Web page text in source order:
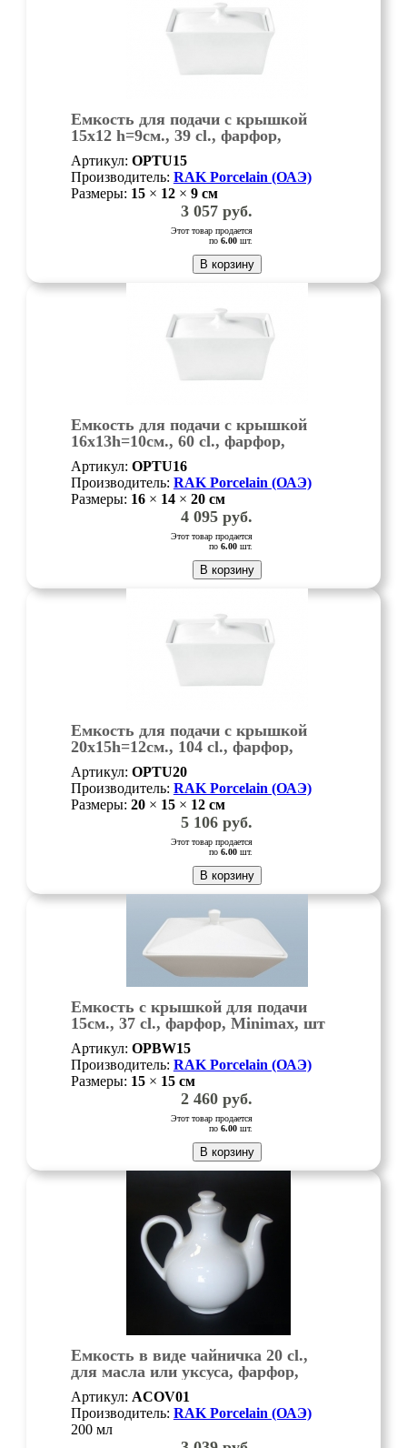
Емкость для подачи с крышкой
15х12 h=9см., 39 cl., фарфор,
Minimax, шт
Артикул: OPTU15
Производитель: RAK Porcelain (ОАЭ)
Размеры: 15× 12× 9см
3 057руб.
Этот товар продается
по 6.00шт.
В корзину
Емкость для подачи с крышкой
16х13h=10см., 60 cl., фарфор,
Minimax, шт
Артикул: OPTU16
Производитель: RAK Porcelain (ОАЭ)
Размеры: 16× 14× 20см
4 095руб.
Этот товар продается
по 6.00шт.
В корзину
Емкость для подачи с крышкой
20х15h=12см., 104 cl., фарфор,
Minimax, шт
Артикул: OPTU20
Производитель: RAK Porcelain (ОАЭ)
Размеры: 20× 15× 12см
5 106руб.
Этот товар продается
по 6.00шт.
В корзину
Емкость с крышкой для подачи
15см., 37 cl., фарфор, Minimax, шт
Артикул: OPBW15
Производитель: RAK Porcelain (ОАЭ)
Размеры: 15× 15см
2 460руб.
Этот товар продается
по 6.00шт.
В корзину
Емкость в виде чайничка 20 cl.,
для масла или уксуса, фарфор,
Minimax, шт
Артикул: ACOV01
Производитель: RAK Porcelain (ОАЭ)
200 мл